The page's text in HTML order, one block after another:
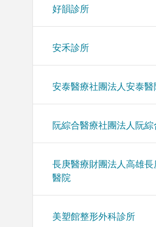
好韻診所
安禾診所
安泰醫療社團法人安泰醫
阮綜合醫療社團法人阮
長庚醫療財團法人高雄長
醫院
美塑館整形外科診所